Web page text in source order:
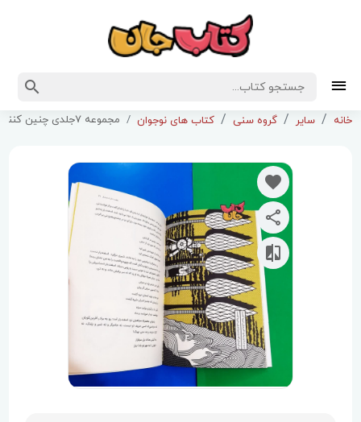
خانه سایر گروه سنی کتاب های نوجوان مجموعه 7جلدی چنین کنند حکایت